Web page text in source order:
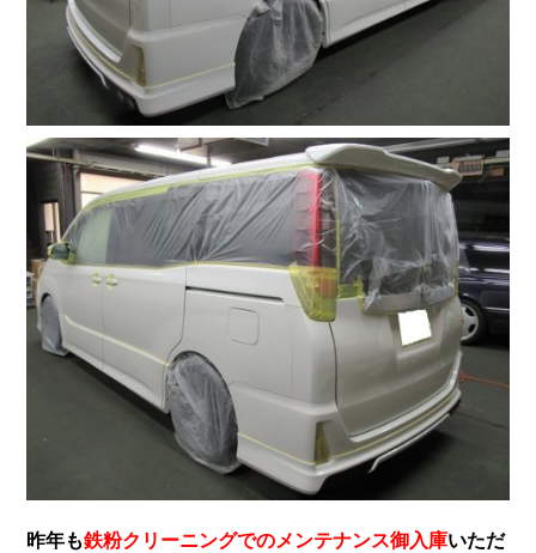
昨年も鉄粉クリーニングでのメンテナンス御入庫いただ